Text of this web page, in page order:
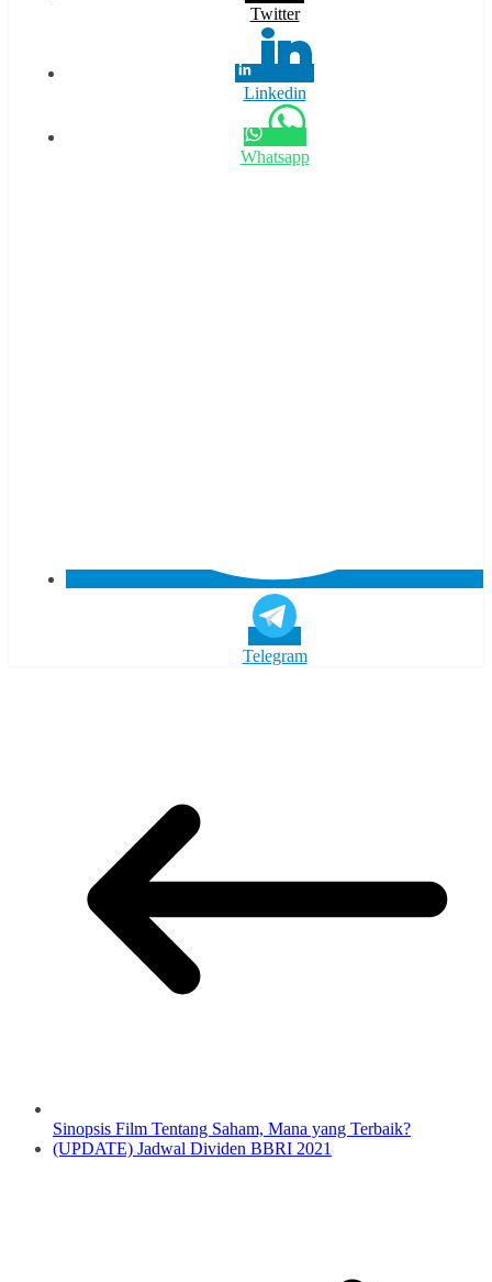
Twitter
Linkedin
Whatsapp
Telegram
Sinopsis Film Tentang Saham, Mana yang Terbaik?
(UPDATE) Jadwal Dividen BBRI 2021